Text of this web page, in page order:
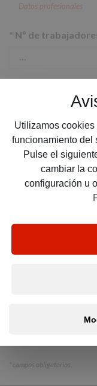
Utilizamos
funcionamiento del
Pulse el
cambiar la
configuración u
Datos profesionales
* Nº de
Cobertura
Email:
He leído y acepto
* campos obligatorios.